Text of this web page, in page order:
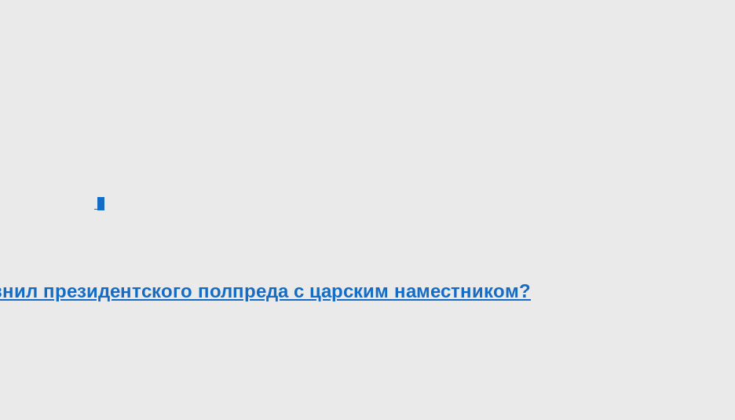
президентского полпреда с царским наместником?